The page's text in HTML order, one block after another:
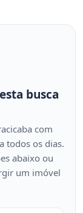
busca
com
todos os dias.
abaixo ou
um imóvel